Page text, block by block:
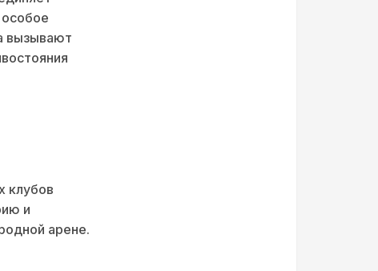
вызывают
клубов
и
арене.